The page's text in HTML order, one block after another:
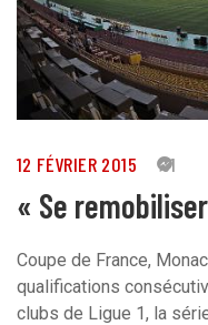
12 FÉVRIER 2015 31
« Se
Coupe de France,
qualifications
clubs de Ligue 1, la